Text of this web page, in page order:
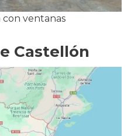
con ventanas
Castellón